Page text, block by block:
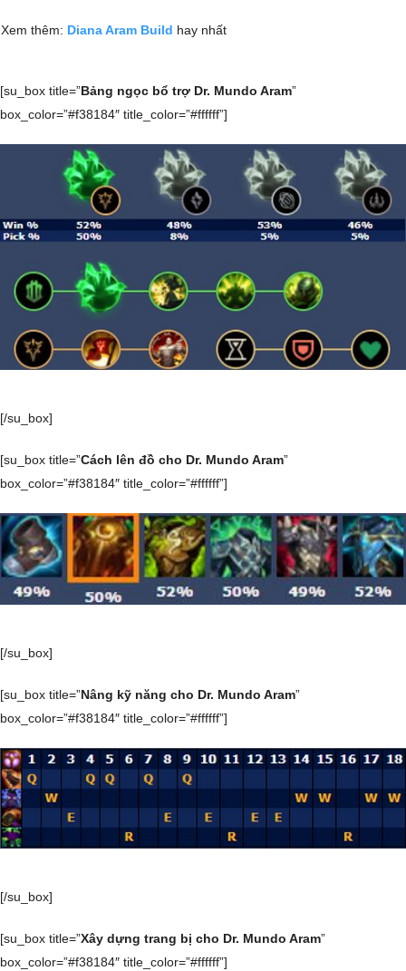
Xem thêm: Diana Aram Build hay nhất
[su_box title=”Bảng ngọc bổ trợ Dr. Mundo Aram”
box_color=”#f38184″ title_color=”#ffffff”]
[/su_box]
[su_box title=”Cách lên đồ cho Dr. Mundo Aram”
box_color=”#f38184″ title_color=”#ffffff”]
[/su_box]
[su_box title=”Nâng kỹ năng cho Dr. Mundo Aram”
box_color=”#f38184″ title_color=”#ffffff”]
[/su_box]
[su_box title=”Xây dựng trang bị cho Dr. Mundo Aram”
box_color=”#f38184″ title_color=”#ffffff”]